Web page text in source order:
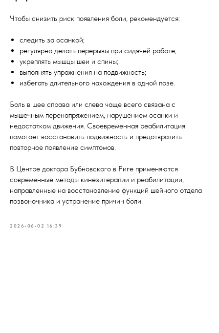
Чтобы снизить риск появления боли, рекомендуется:
следить за осанкой;
регулярно делать перерывы при сидячей работе;
укреплять мышцы шеи и спины;
выполнять упражнения на подвижность;
избегать длительного нахождения в одной позе.
Боль в шее справа или слева чаще всего связана с
мышечным перенапряжением, нарушением осанки и
недостатком движения. Своевременная реабилитация
помогает восстановить подвижность и предотвратить
повторное появление симптомов.
В Центре доктора Бубновского в Риге применяются
современные методы кинезитерапии и реабилитации,
направленные на восстановление функций шейного отдела
позвоночника и устранение причин боли.
2026-06-02 16:39